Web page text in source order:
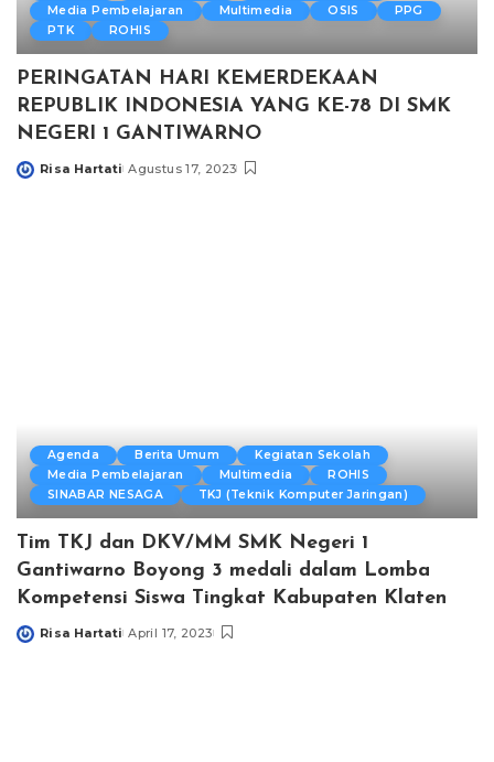
Media Pembelajaran
Multimedia OSIS
PPG
PTK
ROHIS
PERINGATAN HARI KEMERDEKAAN
REPUBLIK INDONESIA YANG KE-78 DI SMK
NEGERI 1 GANTIWARNO
Posted
Risa Hartati Agustus 17, 2023
Agenda Berita Umum
Kegiatan Sekolah
Media Pembelajaran
Multimedia
ROHIS
SINABAR NESAGA
TKJ (Teknik Komputer Jaringan)
Tim TKJ dan DKV/MM SMK Negeri 1
Gantiwarno Boyong 3 medali dalam Lomba
Kompetensi Siswa Tingkat Kabupaten Klaten
Posted
Risa Hartati April 17, 2023